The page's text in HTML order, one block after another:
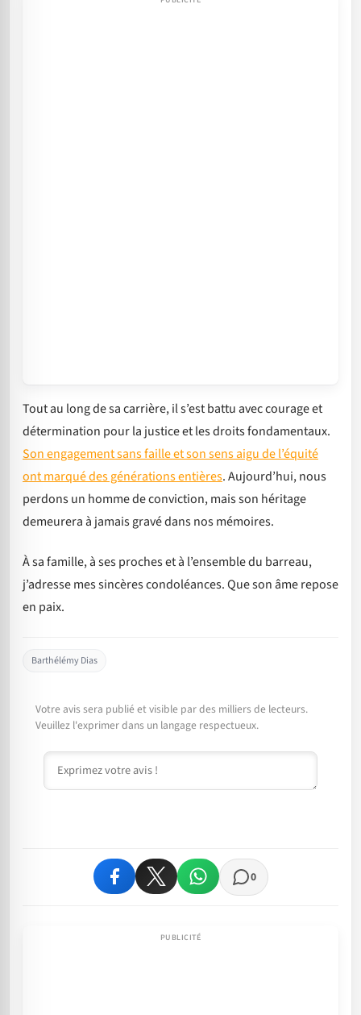
Tout au long de sa carrière, il s’est battu avec courage et
détermination pour la justice et les droits fondamentaux.
Son engagement sans faille et son sens aigu de l’équité
ont marqué des générations entières. Aujourd’hui, nous
perdons un homme de conviction, mais son héritage
demeurera à jamais gravé dans nos mémoires.
À sa famille, à ses proches et à l’ensemble du barreau,
j’adresse mes sincères condoléances. Que son âme repose
en paix.
Barthélémy Dias
Votre avis sera publié et visible par des milliers de lecteurs.
Veuillez l'exprimer dans un langage respectueux.
Commentaire
0